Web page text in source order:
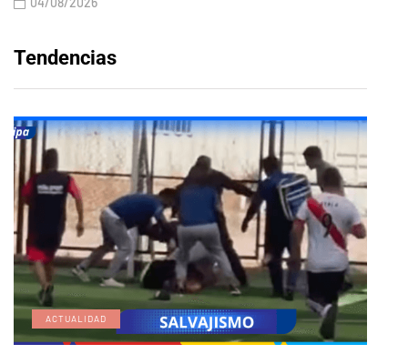
Tendencias
ACTUALIDAD